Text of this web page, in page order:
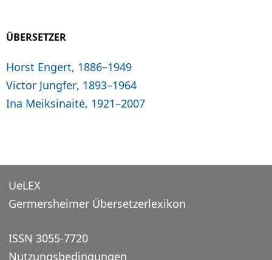
ÜBERSETZER
Horst Engert, 1886–1949
Victor Jungfer, 1893–1964
Ina Meiksinaitė, 1921–2007
UeLEX
Germersheimer Übersetzerlexikon
ISSN 3055-7720
Nutzungsbedingungen